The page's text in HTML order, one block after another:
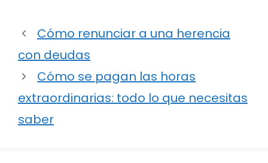
Cómo renunciar a una herencia
con deudas
Cómo se pagan las horas
extraordinarias: todo lo que necesitas
saber